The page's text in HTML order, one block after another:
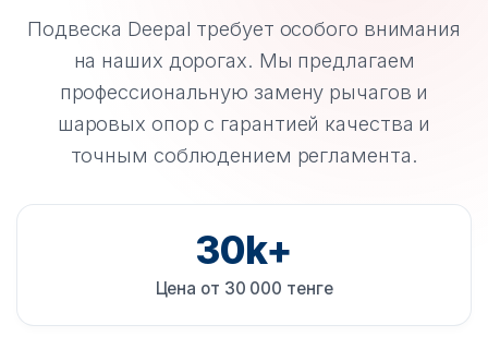
Подвеска Deepal требует особого внимания
на наших дорогах. Мы предлагаем
профессиональную замену рычагов и
шаровых опор с гарантией качества и
точным соблюдением регламента.
30k+
Цена от 30 000 тенге